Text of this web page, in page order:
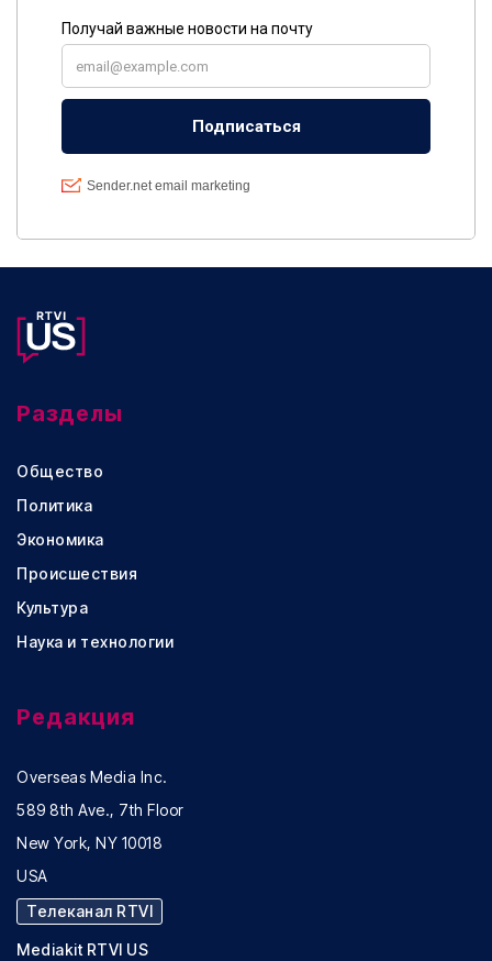
Разделы
Общество
Политика
Экономика
Происшествия
Культура
Наука и технологии
Редакция
Overseas Media Inc.
589 8th Ave., 7th Floor
New York, NY 10018
USA
Телеканал RTVI
Mediakit RTVI US